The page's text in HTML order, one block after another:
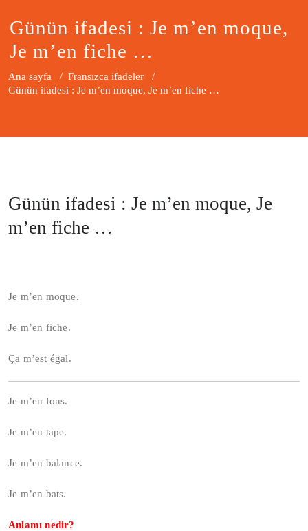
Günün ifadesi : Je m’en moque,
Je m’en fiche …
Ana sayfa / Fransızca ifadeler /
Günün ifadesi : Je m’en moque, Je m’en fiche …
Günün ifadesi : Je m’en moque, Je
m’en fiche …
Je m’en moque.
Je m’en fiche.
Ça m’est égal.
Je m’en fous.
Je m’en tape.
Je m’en balance.
Je m’en bats.
Anlamı nedir?